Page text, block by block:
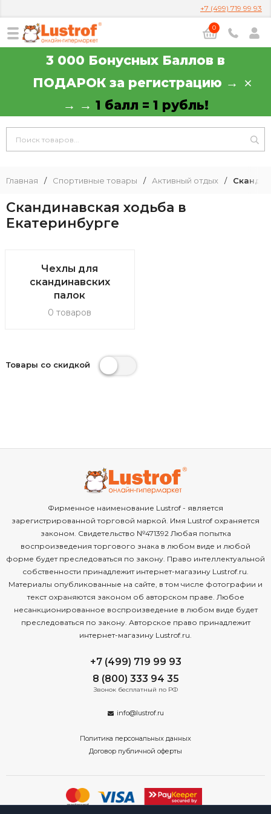
+7 (499) 719 99 93
0
3 000 Бонусных Баллов в
ПОДАРОК за регистрацию →
→ → 1 балл = 1 рубль!
Главная / Спортивные товары / Активный отдых /
Скандинавская ходьба в
Екатеринбурге
Чехлы для
скандинавских
палок
0 товаров
Товары со скидкой
Фирменное наименование Lustrof - является
зарегистрированной торговой маркой. Имя Lustrof охраняется
законом. Свидетельство №471392 Любая попытка
воспроизведения торгового знака в любом виде и любой
форме будет преследоваться по закону. Право интеллектуальной
собственности принадлежит интернет-магазину Lustrof.ru.
Материалы опубликованные на сайте, в том числе фотографии и
текст охраняются законом об авторском праве. Любое
несанкционированное воспроизведение в любом виде будет
преследоваться по закону. Авторское право принадлежит
интернет-магазину Lustrof.ru.
+7 (499) 719 99 93
8 (800) 333 94 35
Звонок бесплатный по РФ
info@lustrof.ru
Политика персональных данных
Договор публичной оферты